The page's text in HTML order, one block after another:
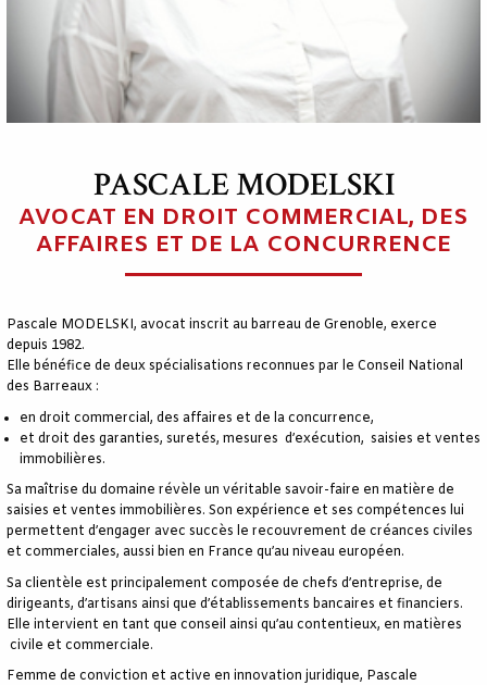
PASCALE MODELSKI
AVOCAT EN DROIT COMMERCIAL, DES
AFFAIRES ET DE LA CONCURRENCE
Pascale MODELSKI, avocat inscrit au barreau de Grenoble, exerce
depuis 1982.
Elle bénéfice de deux spécialisations reconnues par le Conseil National
des Barreaux :
en droit commercial, des affaires et de la concurrence,
et droit des garanties, suretés, mesures d’exécution, saisies et ventes
immobilières.
Sa maîtrise du domaine révèle un véritable savoir-faire en matière de
saisies et ventes immobilières. Son expérience et ses compétences lui
permettent d’engager avec succès le recouvrement de créances civiles
et commerciales, aussi bien en France qu’au niveau européen.
Sa clientèle est principalement composée de chefs d’entreprise, de
dirigeants, d’artisans ainsi que d’établissements bancaires et financiers.
Elle intervient en tant que conseil ainsi qu’au contentieux, en matières
civile et commerciale.
Femme de conviction et active en innovation juridique, Pascale